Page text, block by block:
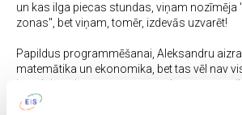
un kas ilga piecas stundas, viņam
zonas", bet viņam, tomēr, izdevās uzvarēt!
Papildus programmēšanai, Aleksandru
matemātika un ekonomika, bet tas vēl nav
iegādājās sintezatoru un tagad apgūst
priecājamies, ka Ekziperī Starptautiskajā